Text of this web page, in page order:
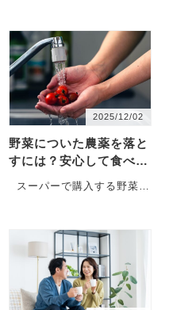
です。皮ごと食べられて甘
く香りが良いことから人気
の品種ですが、現在はシャ
インマス…
2025/12/02
野菜についた農薬を落と
すには？安心して食べら
れる対処法を解説
スーパーで購入する野菜や
の安全性に不安を感じる人
もいます。しかし、適切な
方法で農薬を落とせば、安
心して美…